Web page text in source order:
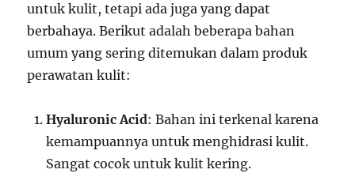
untuk kulit, tetapi ada juga yang dapat
berbahaya. Berikut adalah beberapa bahan
umum yang sering ditemukan dalam produk
perawatan kulit:
Hyaluronic Acid: Bahan ini terkenal karena
kemampuannya untuk menghidrasi kulit.
Sangat cocok untuk kulit kering.